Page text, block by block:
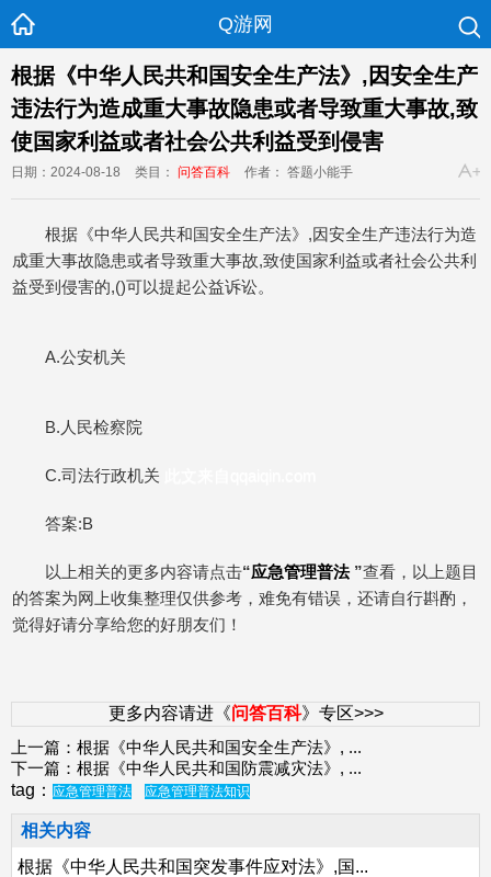
Q游网
根据《中华人民共和国安全生产法》,因安全生产
违法行为造成重大事故隐患或者导致重大事故,致
使国家利益或者社会公共利益受到侵害
日期：2024-08-18 类目： 问答百科 作者： 答题小能手
根据《中华人民共和国安全生产法》,因安全生产违法行为造
成重大事故隐患或者导致重大事故,致使国家利益或者社会公共利
益受到侵害的,()可以提起公益诉讼。
A.公安机关
B.人民检察院
C.司法行政机关
答案:B
以上相关的更多内容请点击“应急管理普法”查看，以上题目
的答案为网上收集整理仅供参考，难免有错误，还请自行斟酌，
觉得好请分享给您的好朋友们！
更多内容请进《问答百科》专区>>>
上一篇： 根据《中华人民共和国安全生产法》, ...
下一篇： 根据《中华人民共和国防震减灾法》, ...
tag： 应急管理普法 应急管理普法知识
相关内容
根据《中华人民共和国突发事件应对法》,国...